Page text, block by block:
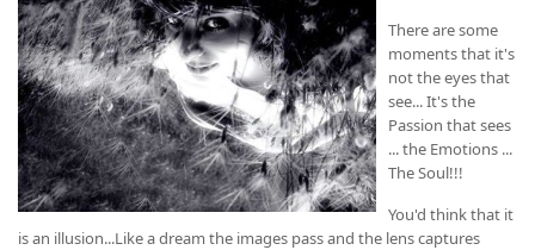
There are some
moments that it's
not the eyes that
see... It's the
Passion that sees
... the Emotions ...
The Soul!!!
You'd think that it
is an illusion...Like a dream the images pass and the lens captures